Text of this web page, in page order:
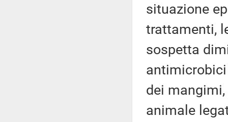
situazione
trattamenti,
sospetta
dei
animale